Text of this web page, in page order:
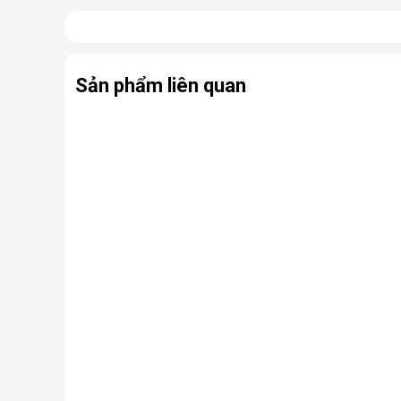
Sản phẩm liên quan